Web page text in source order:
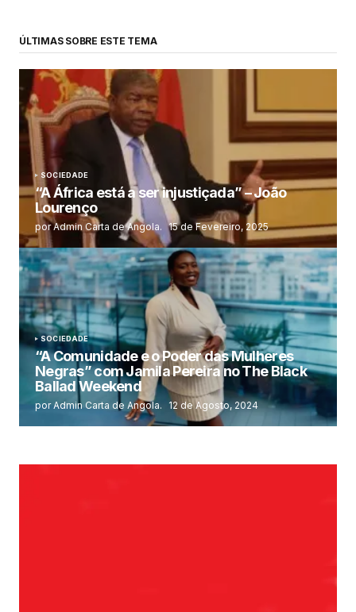
ÚLTIMAS SOBRE ESTE TEMA
SOCIEDADE
“A África está a ser injustiçada” – João
Lourenço
por Admin Carta de Angola. 15 de Fevereiro, 2025
SOCIEDADE
“A Comunidade e o Poder das Mulheres
Negras” com Jamila Pereira no The Black
Ballad Weekend
por Admin Carta de Angola. 12 de Agosto, 2024